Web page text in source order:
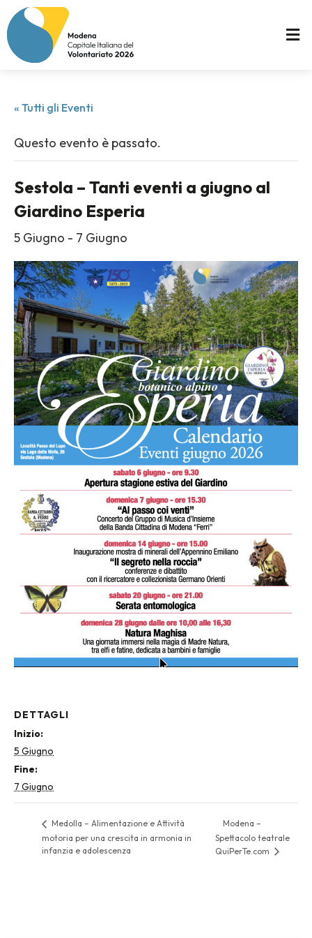
« Tutti gli Eventi
Questo evento è passato.
Sestola – Tanti eventi a giugno al
Giardino Esperia
5 Giugno - 7 Giugno
DETTAGLI
Inizio:
5 Giugno
Fine:
7 Giugno
Medolla – Alimentazione e Attività
motoria per una crescita in armonia in
infanzia e adolescenza
Modena –
Spettacolo teatrale
QuiPerTe.com